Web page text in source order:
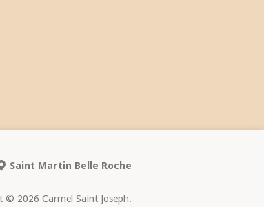
Saint Martin Belle Roche
© 2026 Carmel Saint Joseph.